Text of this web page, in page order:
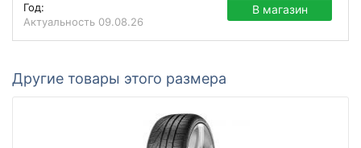
Год:
Актуальность 09.08.26
В магазин
Другие товары этого размера